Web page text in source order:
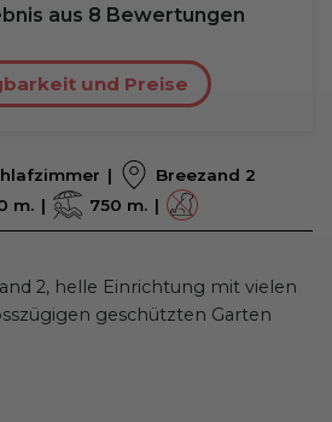
aus 8 Bewertungen
und Preise
Breezand 2
m.
750 m.
2, helle Einrichtung mit vielen
geschützten Garten